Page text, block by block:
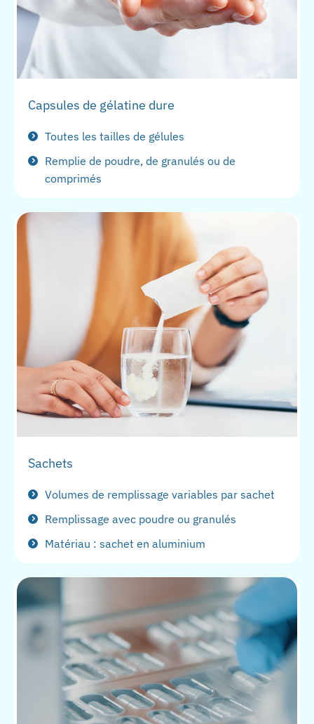
Capsules de gélatine dure
Toutes les tailles de gélules
Remplie de poudre, de granulés ou de
comprimés
Sachets
Volumes de remplissage variables par sachet
Remplissage avec poudre ou granulés
Matériau : sachet en aluminium